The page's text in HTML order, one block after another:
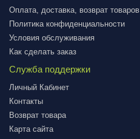
Оплата, доставка, возврат товаров
Политика конфиденциальности
Условия обслуживания
Как сделать заказ
Служба поддержки
Личный Кабинет
Контакты
Возврат товара
Карта сайта